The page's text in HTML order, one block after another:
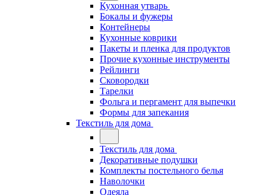
Кухонная утварь
Бокалы и фужеры
Контейнеры
Кухонные коврики
Пакеты и пленка для продуктов
Прочие кухонные инструменты
Рейлинги
Сковородки
Тарелки
Фольга и пергамент для выпечки
Формы для запекания
Текстиль для дома
Текстиль для дома
Декоративные подушки
Комплекты постельного белья
Наволочки
Одеяла